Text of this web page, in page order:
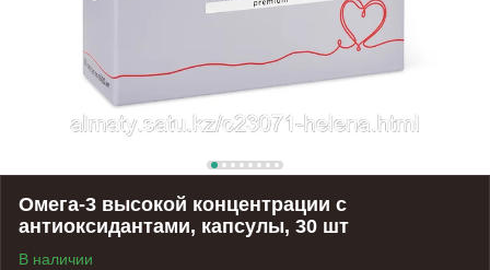
Омега-3 высокой концентрации с
антиоксидантами, капсулы, 30 шт
В наличии